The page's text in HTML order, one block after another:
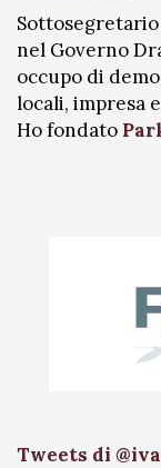
nel Governo
occupo di
locali, impresa
Ho fondato
Tweets di